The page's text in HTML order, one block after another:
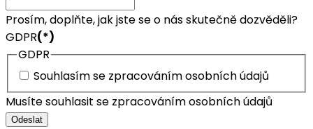
Prosím, doplňte, jak jste se o nás skutečně dozvěděli?
GDPR(*)
GDPR
Souhlasím se zpracováním osobních údajů
Musíte souhlasit se zpracováním osobních údajů
Odeslat